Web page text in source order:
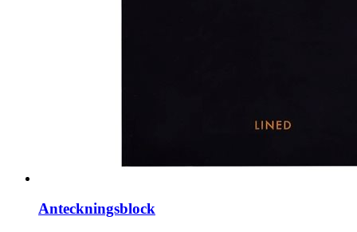
Anteckningsblock